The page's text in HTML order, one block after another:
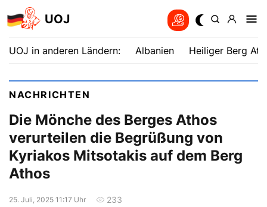
UOJ
UOJ in anderen Ländern: Albanien Heiliger Berg
NACHRICHTEN
Die Mönche des Berges Athos
verurteilen die Begrüßung von
Kyriakos Mitsotakis auf dem Berg
Athos
25. Juli, 2025 11:17 Uhr
233